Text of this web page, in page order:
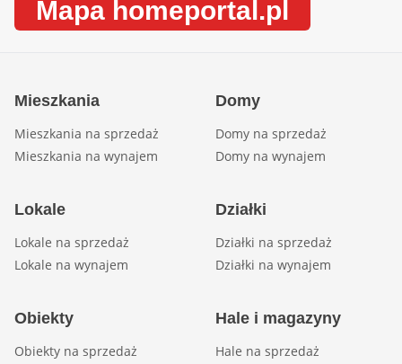
Mapa homeportal.pl
Mieszkania
Mieszkania na sprzedaż
Mieszkania na wynajem
Domy
Domy na sprzedaż
Domy na wynajem
Lokale
Lokale na sprzedaż
Lokale na wynajem
Działki
Działki na sprzedaż
Działki na wynajem
Obiekty
Obiekty na sprzedaż
Hale i magazyny
Hale na sprzedaż